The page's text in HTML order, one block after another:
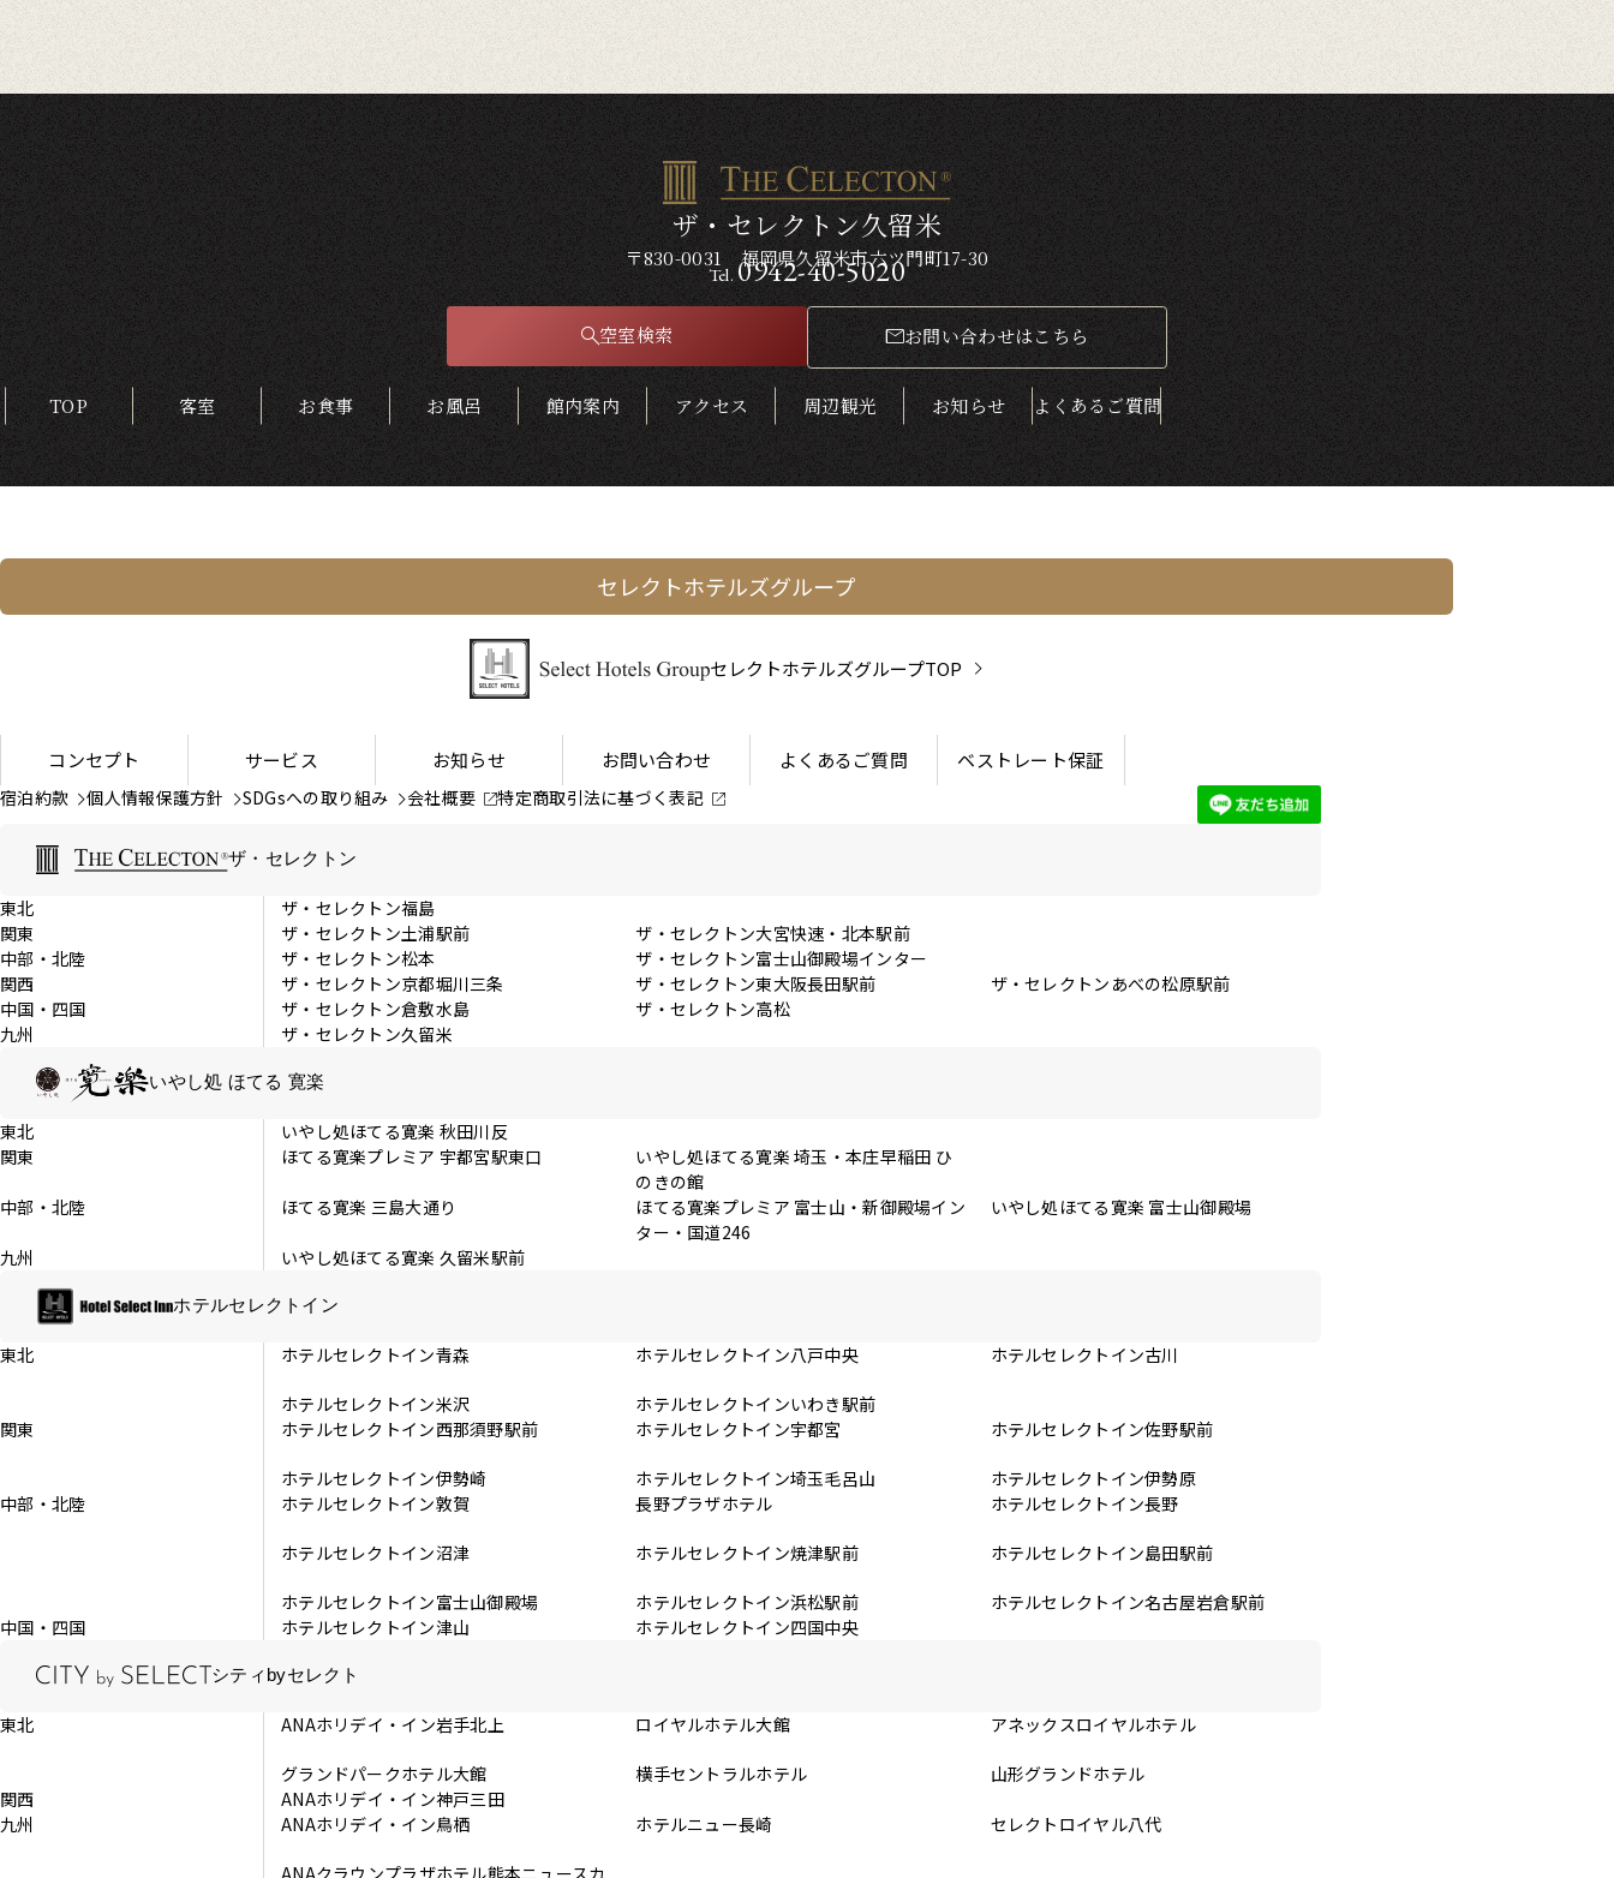
ザ・セレクトン久留米
〒830-0031 福岡県久留米市六ツ門町17-30
Tel.0942-40-5020
空室検索 お問い合わせはこちら
TOP 客室 お食事 お風呂 館内案内 アクセス 周辺観光 お知らせ よくある ご質問
セレクトホテルズグループ
セレクトホテルズグループTOP
コンセプト サービス お知らせ お問い合わせ よくあるご質問 ベストレート保証
宿泊約款 個人情報保護方針 SDGsへの取り組み 会社概要 特定商取引法に基づく表記
ザ・セレクトン
東北
ザ・セレクトン福島
関東
ザ・セレクトン土浦駅前
ザ・セレクトン大宮快速・北本駅前
中部・北陸
ザ・セレクトン松本
ザ・セレクトン富士山御殿場インター
関西
ザ・セレクトン京都堀川三条 ザ・セレクトン東大阪長田駅前
ザ・セレクトンあべの松原駅前
中国・四国
ザ・セレクトン倉敷水島
ザ・セレクトン高松
九州
ザ・セレクトン久留米
いやし処 ほてる 寛楽
東北
いやし処ほてる寛楽 秋田川反
関東
ほてる寛楽プレミア 宇都宮駅東口
いやし処ほてる寛楽 埼玉・本庄早稲田 ひ
のきの館
中部・北陸
ほてる寛楽 三島大通り
ほてる寛楽プレミア 富士山・新御殿場イン
ター・国道246
いやし処ほてる寛楽 富士山御殿場
九州 いやし処ほてる寛楽 久留米駅前
ホテルセレクトイン
東北 ホテルセレクトイン青森 ホテルセレクトイン八戸中央 ホテルセレクトイン古川
ホテルセレクトイン米沢
ホテルセレクトインいわき駅前
関東
ホテルセレクトイン西那須野駅前 ホテルセレクトイン宇都宮 ホテルセレクトイン佐野駅前
ホテルセレクトイン伊勢崎 ホテルセレクトイン埼玉毛呂山
ホテルセレクトイン伊勢原
中部・北陸
ホテルセレクトイン敦賀 長野プラザホテル ホテルセレクトイン長野
ホテルセレクトイン沼津 ホテルセレクトイン焼津駅前 ホテルセレクトイン島田駅前
ホテルセレクトイン富士山御殿場 ホテルセレクトイン浜松駅前
ホテルセレクトイン名古屋岩倉駅前
中国・四国
ホテルセレクトイン津山 ホテルセレクトイン四国中央
シティbyセレクト
東北 ANAホリデイ・イン岩手北上 ロイヤルホテル大館 アネックスロイヤルホテル
グランドパークホテル大館 横手セントラルホテル
山形グランドホテル
関西
ANAホリデイ・イン神戸三田
九州
ANAホリデイ・イン鳥栖 ホテルニュー長崎 セレクトロイヤル八代
ANAクラウンプラザホテル熊本ニュースカ